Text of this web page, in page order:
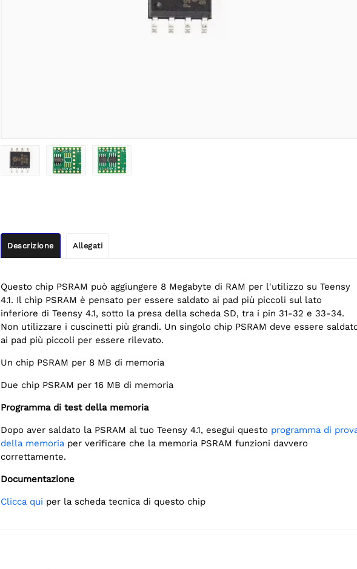
Descrizione Allegati
Questo chip PSRAM può aggiungere 8 Megabyte di RAM per l'utilizzo su Teensy
4.1. Il chip PSRAM è pensato per essere saldato ai pad più piccoli sul lato
inferiore di Teensy 4.1, sotto la presa della scheda SD, tra i pin 31-32 e 33-34.
Non utilizzare i cuscinetti più grandi. Un singolo chip PSRAM deve essere
ai pad più piccoli per essere rilevato.
Un chip PSRAM per 8 MB di memoria
Due chip PSRAM per 16 MB di memoria
Programma di test della memoria
Dopo aver saldato la PSRAM al tuo Teensy 4.1, esegui questo programma di
della memoria per verificare che la memoria PSRAM funzioni davvero
correttamente.
Documentazione
Clicca qui per la scheda tecnica di questo chip